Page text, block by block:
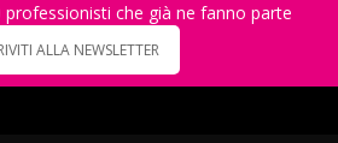
professionisti che già ne fanno parte
ALLA NEWSLETTER